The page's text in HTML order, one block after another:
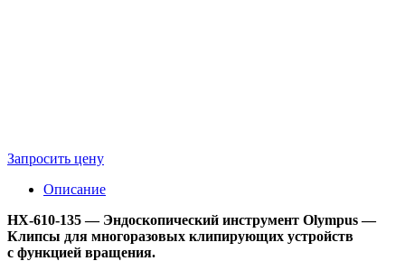
Запросить цену
Описание
HX-610-135 — Эндоскопический инструмент Olympus —
Клипсы для многоразовых клипирующих устройств
с функцией вращения.